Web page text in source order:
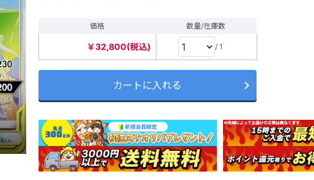
価格 数量/在庫数
￥32,800(税込) / 1
カートに入れる